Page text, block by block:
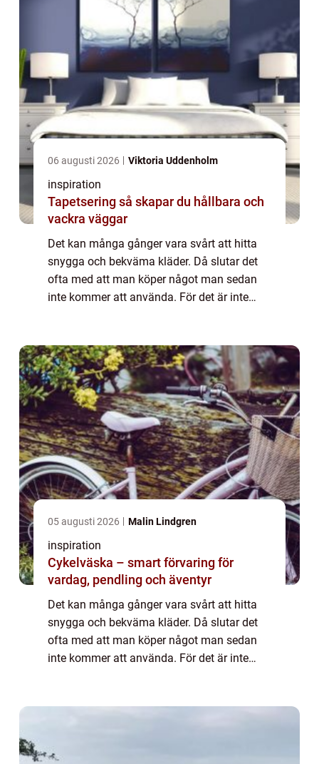
06 augusti 2026 Viktoria Uddenholm
inspiration
Tapetsering så skapar du hållbara och
vackra väggar
Det kan många gånger vara svårt att hitta
snygga och bekväma kläder. Då slutar det
ofta med att man köper något man sedan
inte kommer att använda. För det är inte
05 augusti 2026 Malin Lindgren
inspiration
Cykelväska – smart förvaring för
vardag, pendling och äventyr
Det kan många gånger vara svårt att hitta
snygga och bekväma kläder. Då slutar det
ofta med att man köper något man sedan
inte kommer att använda. För det är inte